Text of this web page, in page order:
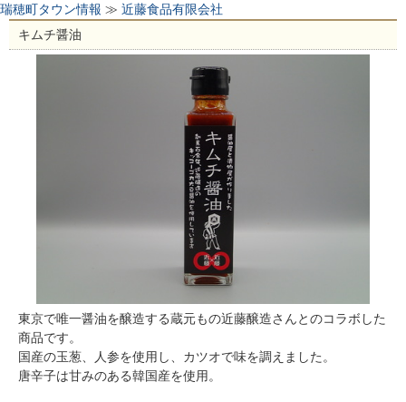
瑞穂町タウン情報 ≫ 近藤食品有限会社
キムチ醤油
東京で唯一醤油を醸造する蔵元もの近藤醸造さんとのコラボした
商品です。
国産の玉葱、人参を使用し、カツオで味を調えました。
唐辛子は甘みのある韓国産を使用。